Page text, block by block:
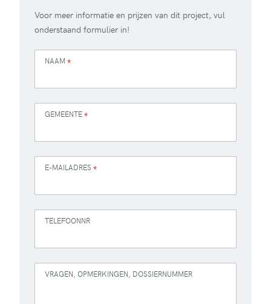
Voor meer informatie en prijzen van dit project, vul
onderstaand formulier in!
NAAM *
GEMEENTE*
E-MAILADRES *
TELEFOONNR
VRAGEN, OPMERKINGEN, DOSSIERNUMMER